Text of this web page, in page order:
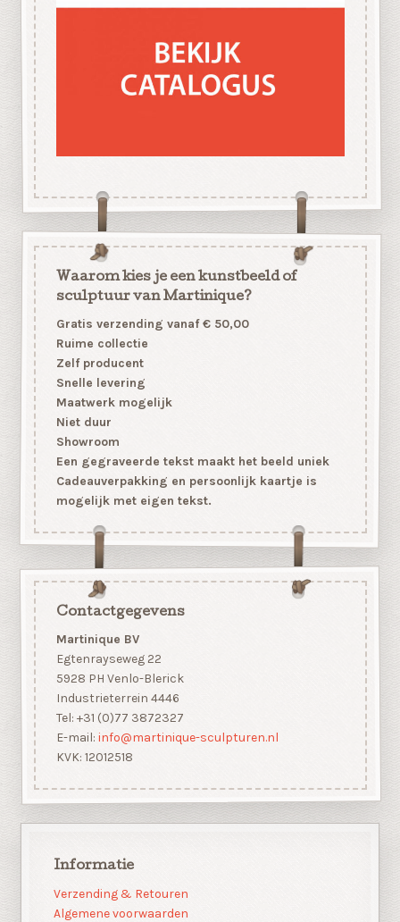
Waarom kies je een kunstbeeld of
sculptuur van Martinique?
Gratis verzending vanaf € 50,00
Ruime collectie
Zelf producent
Snelle levering
Maatwerk mogelijk
Niet duur
Showroom
Een gegraveerde tekst maakt het beeld uniek
Cadeauverpakking en persoonlijk kaartje is
mogelijk met eigen tekst.
Contactgegevens
Martinique BV
Egtenrayseweg 22
5928 PH Venlo-Blerick
Industrieterrein 4446
Tel: +31 (0)77 3872327
E-mail: info@martinique-sculpturen.nl
KVK: 12012518
Informatie
Verzending & Retouren
Algemene voorwaarden